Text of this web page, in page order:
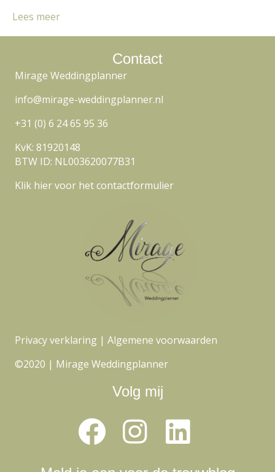
Lees meer
Contact
Mirage Weddingplanner
info@mirage-weddingplanner.nl
+31 (0) 6 24 65 95 36
KvK: 81920148
BTW ID: NL003620077B31
Klik hier voor het contactformulier
Privacy verklaring | Algemene voorwaarden
©2020 | Mirage Weddingplanner
Volg mij